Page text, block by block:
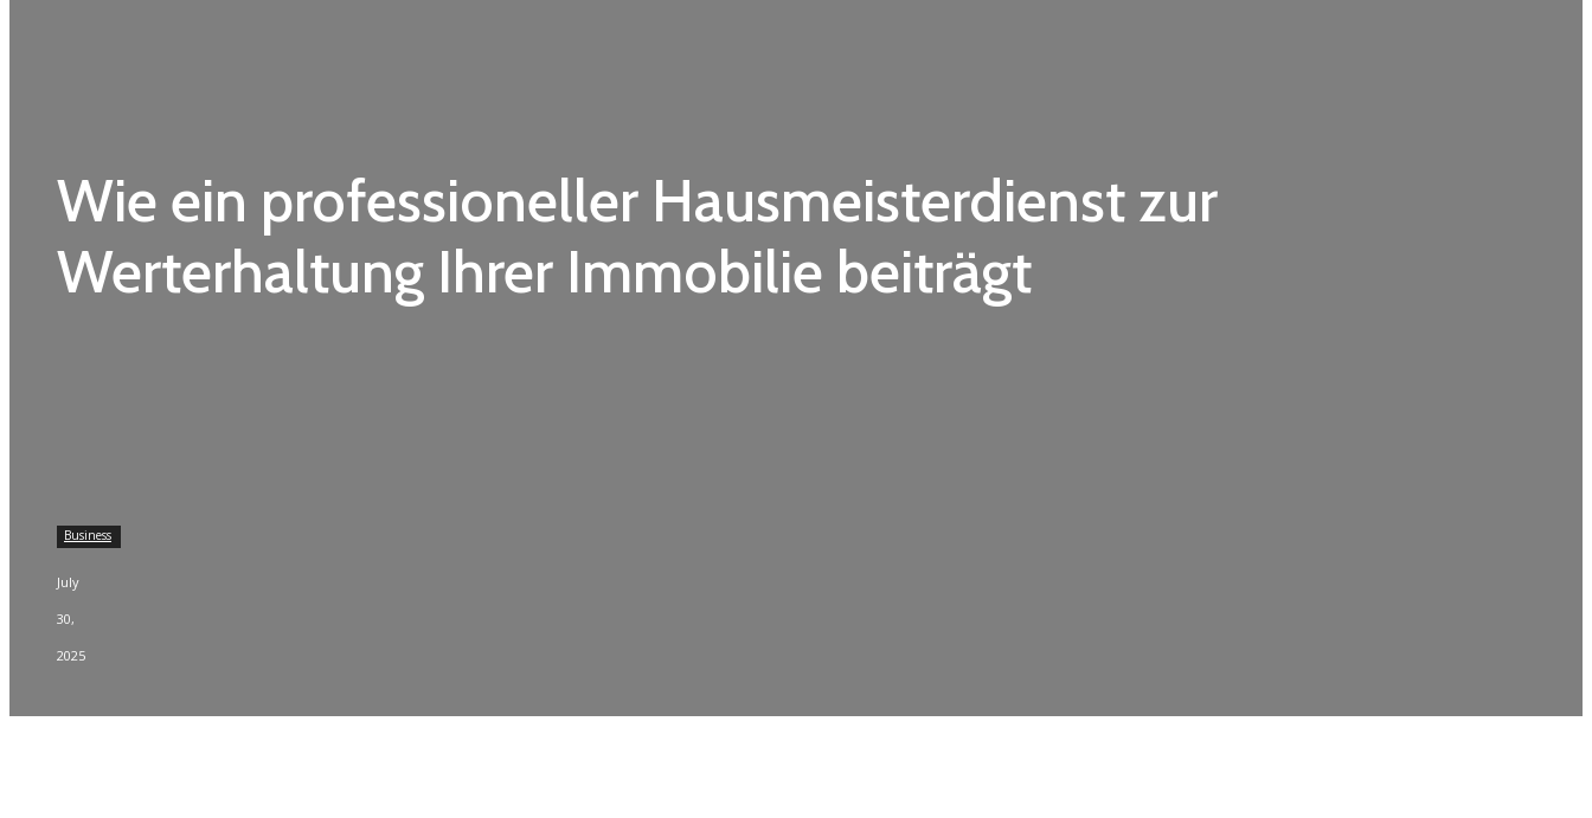
Wie ein professioneller Hausmeisterdienst zur
Werterhaltung Ihrer Immobilie beiträgt
Business
July
30,
2025